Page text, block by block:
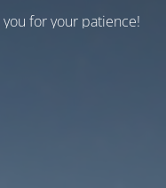
for your patience!